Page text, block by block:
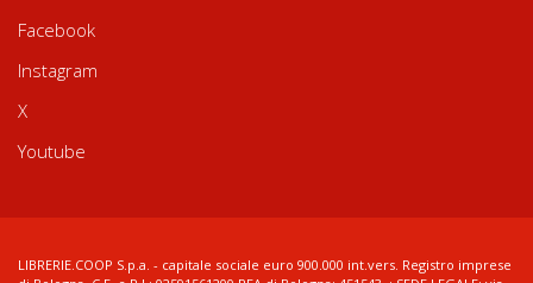
Facebook
Instagram
X
Youtube
LIBRERIE.COOP S.p.a. - capitale sociale euro 900.000 int.vers. Registro imprese